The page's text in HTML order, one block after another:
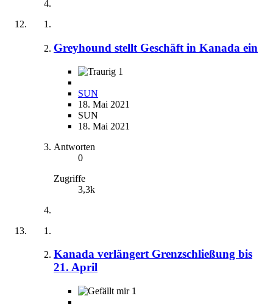
Greyhound stellt Geschäft in Kanada ein
1
SUN
18. Mai 2021
SUN
18. Mai 2021
Antworten
0
Zugriffe
3,3k
Kanada verlängert Grenzschließung bis
21. April
1